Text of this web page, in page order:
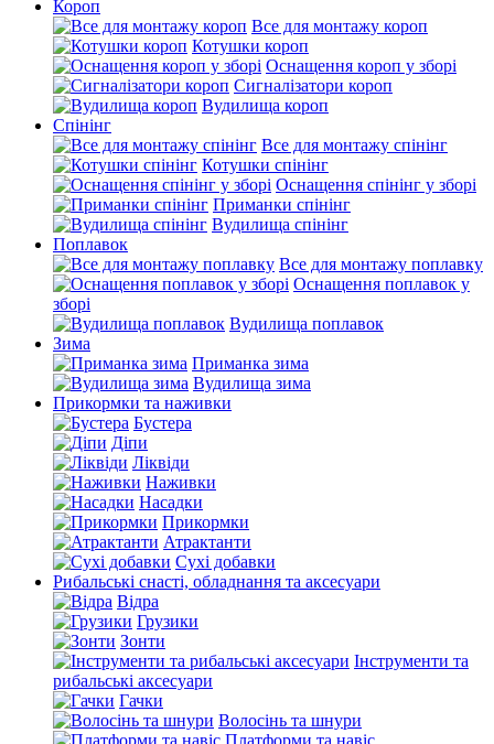
Короп
Все для монтажу короп
Котушки короп
Оснащення короп у зборі
Сигналізатори короп
Вудилища короп
Спінінг
Все для монтажу спінінг
Котушки спінінг
Оснащення спінінг у зборі
Приманки спінінг
Вудилища спінінг
Поплавок
Все для монтажу поплавку
Оснащення поплавок у
зборі
Вудилища поплавок
Зима
Приманка зима
Вудилища зима
Прикормки та наживки
Бустера
Діпи
Ліквіди
Наживки
Насадки
Прикормки
Атрактанти
Сухі добавки
Рибальські снасті, обладнання та аксесуари
Відра
Грузики
Зонти
Інструменти та
рибальські аксесуари
Гачки
Волосінь та шнури
Платформи та навіс